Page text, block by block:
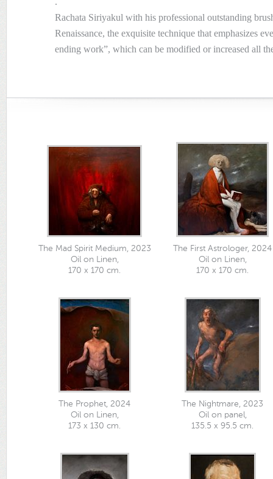
Rachata Siriyakul with his professional outstanding
Renaissance, the exquisite technique that emphasizes
ending work”, which can be modified or increased all
The Mad Spirit Medium, 2023
Oil on Linen,
170 x 170 cm.
The First Astrologer, 2024
Oil on Linen,
170 x 170 cm.
The Prophet, 2024
Oil on Linen,
173 x 130 cm.
The Nightmare, 2023
Oil on panel,
135.5 x 95.5 cm.